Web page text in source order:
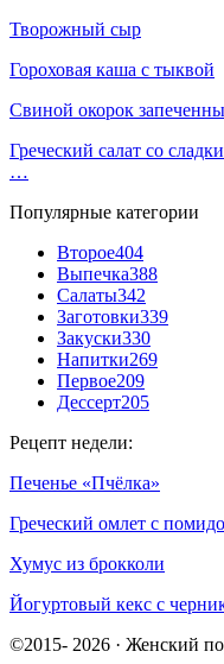
Творожный сыр
Гороховая каша с тыквой
Свиной окорок
Греческий салат со
…
Популярные категории
Второе404
Выпечка388
Салаты342
Заготовки339
Закуски330
Напитки269
Первое209
Дессерт205
Рецепт недели:
Печенье «Пчёлка»
Греческий омлет с
Хумус из брокколи
Йогуртовый кекс с
©2015- 2026 · Женский